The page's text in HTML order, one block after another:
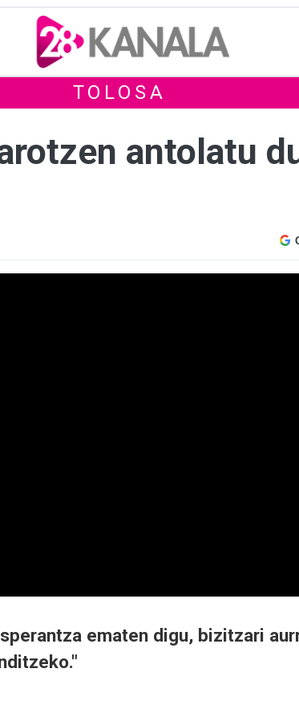
TOLOSA
antolatu
ematen digu, bizitzari